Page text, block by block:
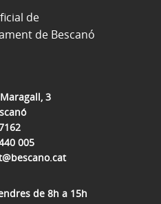
3
005
de 8h a 15h
de
de Bescanó